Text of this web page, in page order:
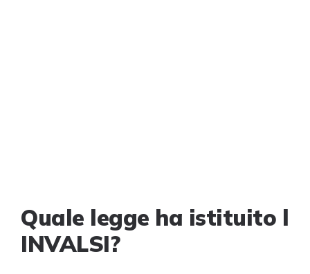
Quale legge ha istituito l
INVALSI?